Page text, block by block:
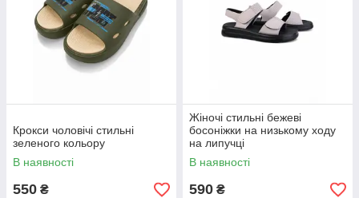
Крокси чоловічі стильні
зеленого кольору
В наявності
550 ₴
Жіночі стильні бежеві
босоніжки на низькому ходу
на липучці
В наявності
590 ₴